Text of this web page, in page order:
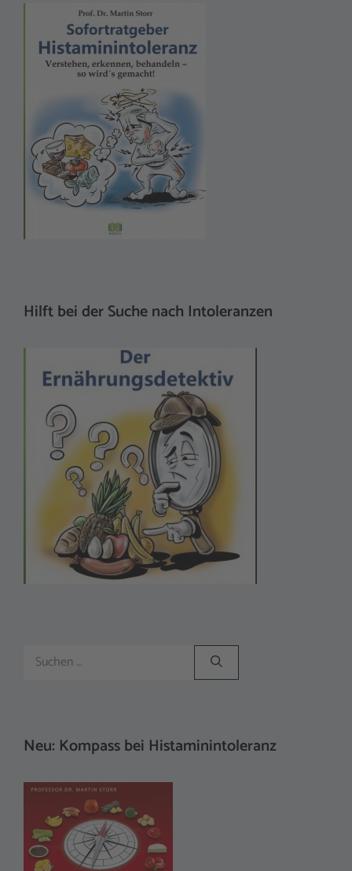
Hilft bei der Suche nach Intoleranzen
Suchen
nach:
Neu: Kompass bei Histaminintoleranz